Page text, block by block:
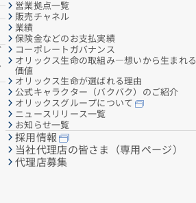
営業拠点一覧
販売チャネル
業績
保険金などのお支払実績
コーポレートガバナンス
オリックス生命の取組み―想いから生まれる
価値
オリックス生命が選ばれる理由
公式キャラクター（バクバク）のご紹介
オリックスグループについて
ニュースリリース一覧
お知らせ一覧
採用情報
当社代理店の皆さま（専用ページ）
代理店募集